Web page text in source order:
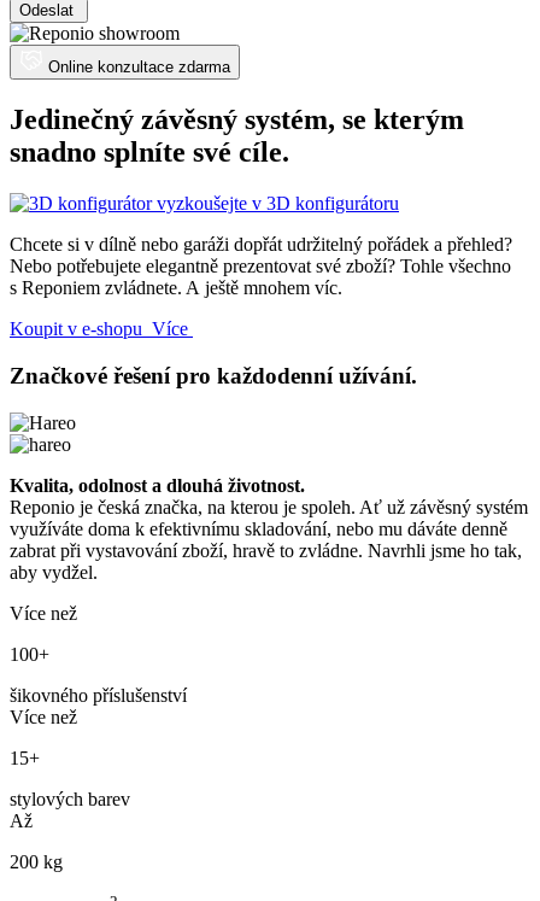
Odeslat
Online konzultace zdarma
Jedinečný závěsný systém, se kterým
snadno splníte své cíle.
vyzkoušejte v 3D konfigurátoru
Chcete si v dílně nebo garáži dopřát udržitelný pořádek a přehled?
Nebo potřebujete elegantně prezentovat své zboží? Tohle všechno
s Reponiem zvládnete. A ještě mnohem víc.
Koupit v e-shopu Více
Značkové řešení pro každodenní užívání.
Kvalita, odolnost a dlouhá životnost.
Reponio je česká značka, na kterou je spoleh. Ať už závěsný systém
využíváte doma k efektivnímu skladování, nebo mu dáváte denně
zabrat při vystavování zboží, hravě to zvládne. Navrhli jsme ho tak,
aby vydžel.
Více než
100+
šikovného příslušenství
Více než
15+
stylových barev
Až
200 kg